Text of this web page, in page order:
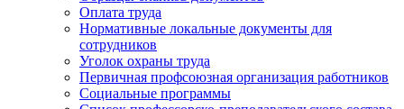
Оплата труда
Нормативные локальные документы для
сотрудников
Уголок охраны труда
Первичная профсоюзная организация работников
Социальные программы